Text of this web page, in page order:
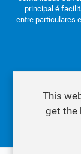
principal é
entre particulares
This
get the